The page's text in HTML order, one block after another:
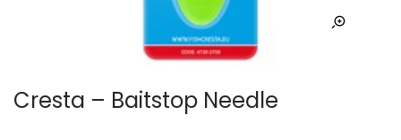
Cresta – Baitstop Needle